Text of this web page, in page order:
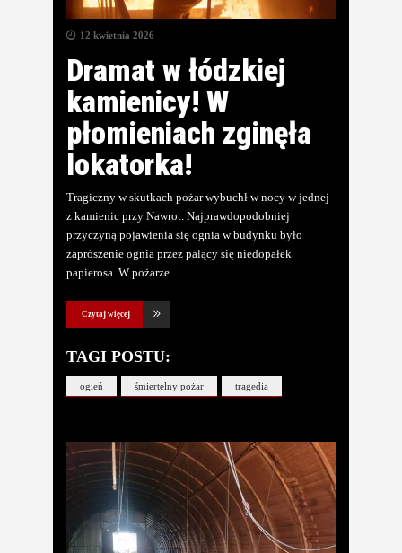
12 kwietnia 2026
Dramat w łódzkiej
kamienicy! W
płomieniach zginęła
lokatorka!
Tragiczny w skutkach pożar wybuchł w nocy w jednej
z kamienic przy Nawrot. Najprawdopodobniej
przyczyną pojawienia się ognia w budynku było
zaprószenie ognia przez palący się niedopałek
papierosa. W pożarze
Czytaj więcej
TAGI POSTU:
ogień śmiertelny pożar tragedia